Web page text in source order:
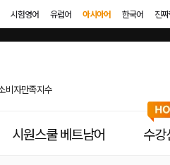
시험영어 유럽어 아시아어 한국어 진
시원스쿨 베트남어 수강